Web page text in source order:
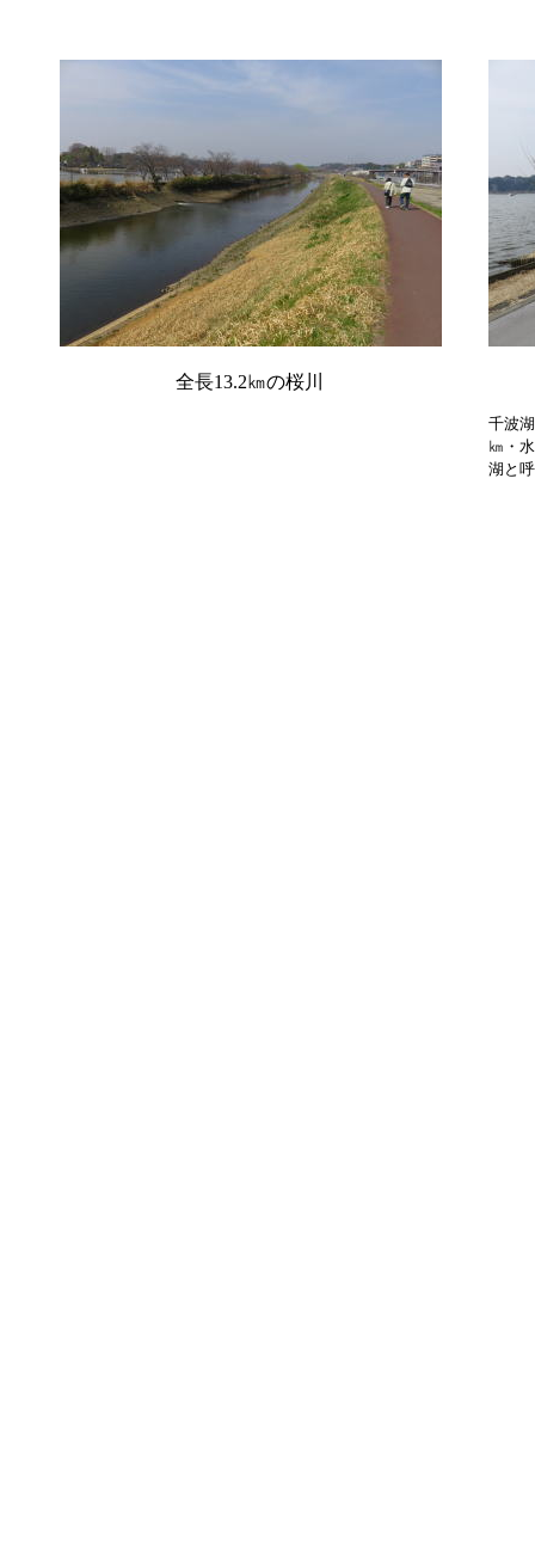
全長13.2㎞の桜川
千波
㎞・
湖と